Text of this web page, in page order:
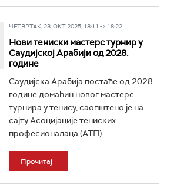
ЧЕТВРТАК, 23. ОКТ 2025, 18:11 -> 18:22
Нови тениски мастерс турнир у
Саудијској Арабији од 2028.
године
Саудијска Арабија постаће од 2028.
године домаћин новог мастерс
турнира у тенису, саопштено је на
сајту Асоцијације тениских
професионалаца (АТП)...
Прочитај